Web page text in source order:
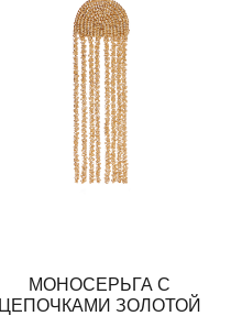
МОНОСЕРЬГА С
ЦЕПОЧКАМИ ЗОЛОТОЙ